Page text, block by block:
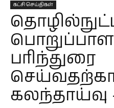
கட்சி செய்திகள்
பரிந்துரை
கலந்தாய்வு